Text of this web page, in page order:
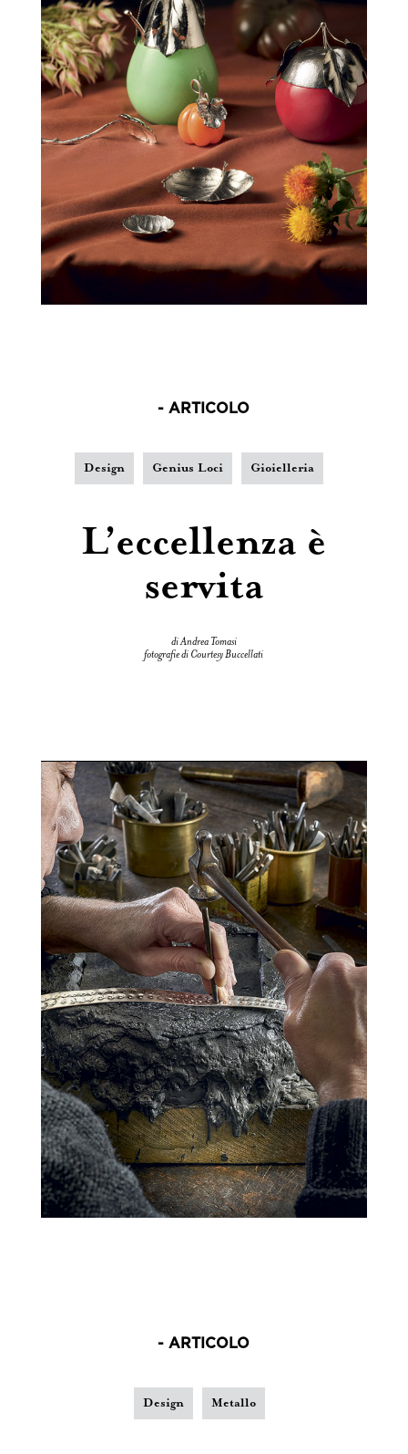
- ARTICOLO
Design Genius Loci Gioielleria
L’eccellenza è
servita
di Andrea Tomasi
fotografie di Courtesy Buccellati
- ARTICOLO
Design Metallo